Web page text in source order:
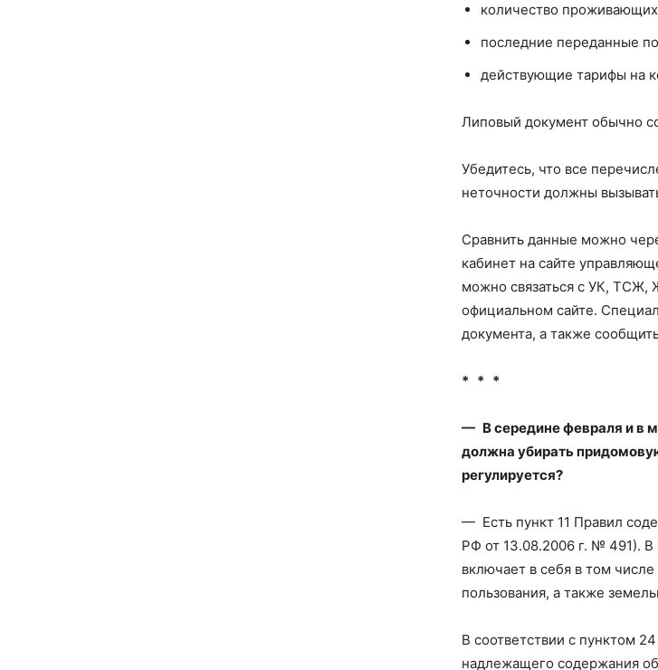
количество
последние переданные
действующие тарифы на
Липовый документ обычно
Убедитесь, что все
неточности должны
Сравнить данные можно
кабинет на сайте
можно связаться с УК, ТСЖ,
официальном сайте.
документа, а также
* * *
— В середине февраля и в
должна убирать
регулируется?
— Есть пункт 11 Правил
РФ от 13.08.2006 г. № 491).
включает в себя в том
пользования, а также
В соответствии с пунктом
надлежащего содержания